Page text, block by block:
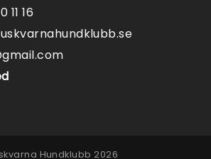
16
Hundklubb 2026